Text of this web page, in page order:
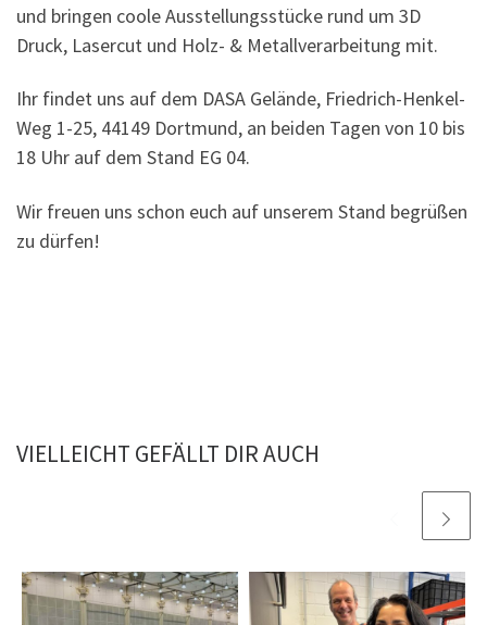
und bringen coole Ausstellungsstücke rund um 3D
Druck, Lasercut und Holz- & Metallverarbeitung mit.
Ihr findet uns auf dem DASA Gelände, Friedrich-Henkel-
Weg 1-25, 44149 Dortmund, an beiden Tagen von 10 bis
18 Uhr auf dem Stand EG 04.
Wir freuen uns schon euch auf unserem Stand begrüßen
zu dürfen!
VIELLEICHT GEFÄLLT DIR AUCH